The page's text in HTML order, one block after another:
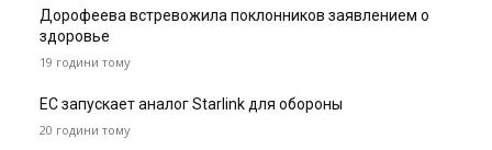
Дорофеева встревожила поклонников заявлением о
здоровье
19 години тому
ЕС запускает аналог Starlink для обороны
20 години тому